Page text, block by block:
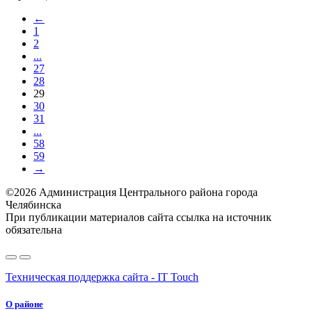
←
1
2
...
27
28
29
30
31
...
58
59
→
©2026 Администрация Центрального района города
Челябинска
При публикации материалов сайта ссылка на источник
обязательна
Техническая поддержка сайта - IT Touch
О районе